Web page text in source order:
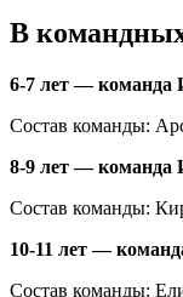
В
6-7 лет — команда
Состав команды:
8-9 лет — команда
Состав команды:
10-11 лет —
Состав команды: